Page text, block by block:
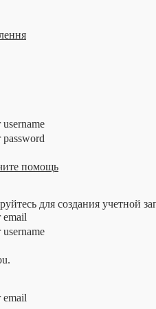
password
помощь
для создания учетной
email
email